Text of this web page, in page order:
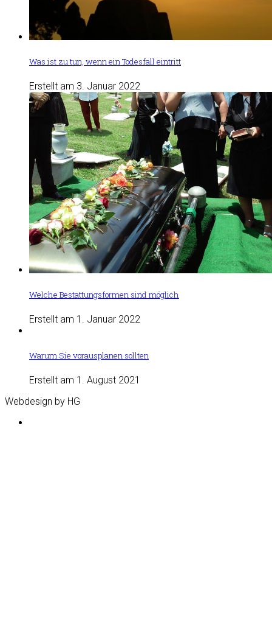
Was ist zu tun, wenn ein Todesfall eintritt
Erstellt am 3. Januar 2022
Welche Bestattungsformen sind möglich
Erstellt am 1. Januar 2022
Warum Sie vorausplanen sollten
Erstellt am 1. August 2021
Webdesign by HG